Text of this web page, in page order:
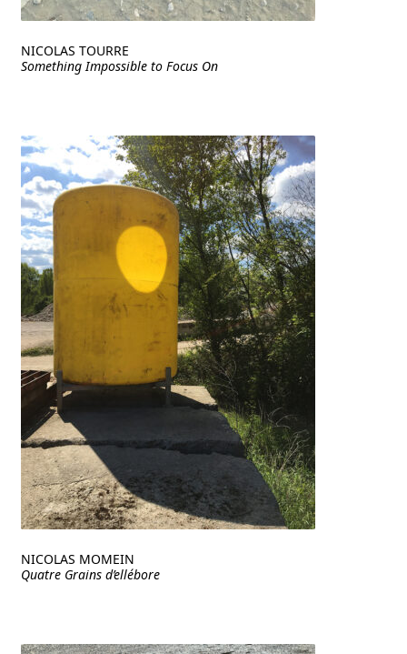
NICOLAS TOURRE
Something Impossible to Focus On
NICOLAS MOMEIN
Quatre Grains d’ellébore